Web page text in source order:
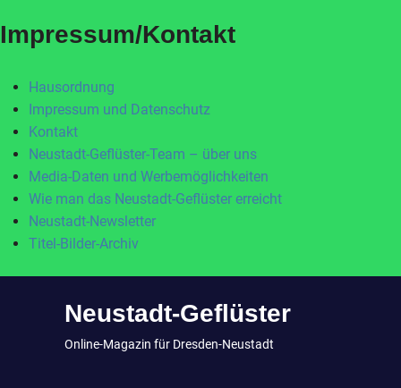
Impressum/Kontakt
Hausordnung
Impressum und Datenschutz
Kontakt
Neustadt-Geflüster-Team – über uns
Media-Daten und Werbemöglichkeiten
Wie man das Neustadt-Geflüster erreicht
Neustadt-Newsletter
Titel-Bilder-Archiv
Neustadt-Geflüster
Online-Magazin für Dresden-Neustadt